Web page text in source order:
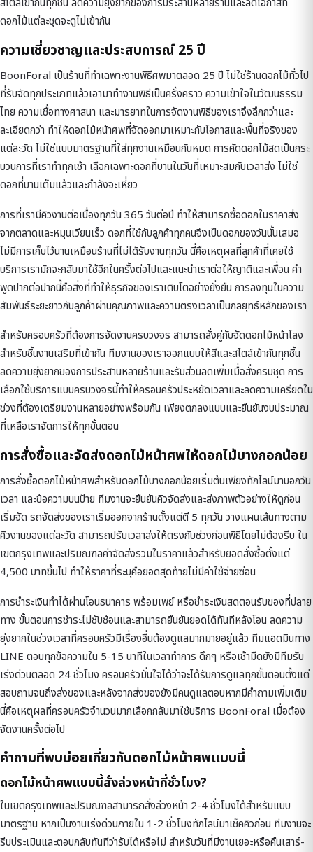
สไตล์เข้ากันทุกชิ้น ลดความยุ่งยากของการประสานหลายร้านและลดโอกาสที่
ดอกไม้แต่ละชุดจะดูไม่เข้ากัน
ความเชี่ยวชาญและประสบการณ์ 25 ปี
BoonForal เป็นร้านที่ทำเฉพาะงานพิธีศพมาตลอด 25 ปี ไม่ใช่ร้านดอกไม้ทั่วไป
ที่รับจัดทุกประเภทแล้วเอามาทำงานพิธีเป็นครั้งคราว ความเข้าใจในวัฒนธรรม
ไทย ความเชื่อทางศาสนา และมารยาทในการจัดงานพิธีของเราจึงลึกกว่าและ
ละเอียดกว่า ทำให้ดอกไม้หน้าศพที่จัดออกมาเหมาะกับโอกาสและพื้นที่จริงของ
แต่ละวัด ไม่ใช่แบบมาตรฐานที่ใส่ทุกงานเหมือนกันหมด การคัดดอกไม้สดเป็นกระ
บวนการที่เราทำทุกเช้า เลือกเฉพาะดอกที่บานในวันที่เหมาะสมกับเวลาส่ง ไม่ใช่
ดอกที่บานเต็มแล้วและกำลังจะเหี่ยว
การที่เรามีคิวงานต่อเนื่องทุกวัน 365 วันต่อปี ทำให้สามารถซื้อดอกในราคาส่ง
จากตลาดและหมุนเวียนเร็ว ดอกที่ใช้กับลูกค้าทุกคนจึงเป็นดอกของวันนั้นเสมอ
ไม่มีการเก็บไว้นานเหมือนร้านที่ไม่ได้รับงานทุกวัน นี่คือเหตุผลที่ลูกค้าที่เคยใช้
บริการเรามักจะกลับมาใช้อีกในครั้งต่อไปและแนะนำเราต่อให้ญาติและเพื่อน คำ
พูดปากต่อปากนี้คือสิ่งที่ทำให้ธุรกิจของเราเติบโตอย่างยั่งยืน การลงทุนในความ
สัมพันธ์ระยะยาวกับลูกค้าผ่านคุณภาพและความตรงเวลาเป็นกลยุทธ์หลักของเรา
สำหรับครอบครัวที่ต้องการจัดงานครบวงจร สามารถสั่งคู่กับจัดดอกไม้หน้าโลง
สำหรับชิ้นงานเสริมที่เข้ากัน ทีมงานของเราออกแบบให้สีและสไตล์เข้ากันทุกชิ้น
ลดความยุ่งยากของการประสานหลายร้านและรับส่วนลดเพิ่มเมื่อสั่งครบชุด การ
เลือกใช้บริการแบบครบวงจรนี้ทำให้ครอบครัวประหยัดเวลาและลดความเครียดใน
ช่วงที่ต้องเตรียมงานหลายอย่างพร้อมกัน เพียงตกลงแบบและยืนยันงบประมาณ
ที่เหลือเราจัดการให้ทุกขั้นตอน
การสั่งซื้อและจัดส่งดอกไม้หน้าศพให้ดอกไม้บางกอกน้อย
การสั่งซื้อดอกไม้หน้าศพสำหรับดอกไม้บางกอกน้อยเริ่มต้นเพียงทักไลน์มาบอกวัน
เวลา และข้อความบนป้าย ทีมงานจะยืนยันคิวจัดส่งและส่งภาพตัวอย่างให้ดูก่อน
เริ่มจัด รถจัดส่งของเราเริ่มออกจากร้านตั้งแต่ตี 5 ทุกวัน วางแผนเส้นทางตาม
คิวงานของแต่ละวัด สามารถปรับเวลาส่งให้ตรงกับช่วงก่อนพิธีโดยไม่ต้องรีบ ใน
เขตกรุงเทพและปริมณฑลค่าจัดส่งรวมในราคาแล้วสำหรับยอดสั่งซื้อตั้งแต่
4,500 บาทขึ้นไป ทำให้ราคาที่ระบุคือยอดสุดท้ายไม่มีค่าใช้จ่ายซ่อน
การชำระเงินทำได้ผ่านโอนธนาคาร พร้อมเพย์ หรือชำระเงินสดตอนรับของที่ปลาย
ทาง ขั้นตอนการชำระไม่ซับซ้อนและสามารถยืนยันยอดได้ทันทีหลังโอน ลดความ
ยุ่งยากในช่วงเวลาที่ครอบครัวมีเรื่องอื่นต้องดูแลมากมายอยู่แล้ว ทีมแอดมินทาง
LINE ตอบทุกข้อความใน 5-15 นาทีในเวลาทำการ ดึกๆ หรือเช้ามืดยังมีทีมรับ
เร่งด่วนตลอด 24 ชั่วโมง ครอบครัวมั่นใจได้ว่าจะได้รับการดูแลทุกขั้นตอนตั้งแต่
สอบถามจนถึงส่งของและหลังจากส่งของยังมีคนดูแลตอบหากมีคำถามเพิ่มเติม
นี่คือเหตุผลที่ครอบครัวจำนวนมากเลือกกลับมาใช้บริการ BoonForal เมื่อต้อง
จัดงานครั้งต่อไป
คำถามที่พบบ่อยเกี่ยวกับดอกไม้หน้าศพแบบนี้
ดอกไม้หน้าศพแบบนี้สั่งล่วงหน้ากี่ชั่วโมง?
ในเขตกรุงเทพและปริมณฑลสามารถสั่งล่วงหน้า 2-4 ชั่วโมงได้สำหรับแบบ
มาตรฐาน หากเป็นงานเร่งด่วนภายใน 1-2 ชั่วโมงทักไลน์มาเช็คคิวก่อน ทีมงานจะ
รีบประเมินและตอบกลับทันทีว่ารับได้หรือไม่ สำหรับวันที่มีงานเยอะหรือคืนเสาร์-